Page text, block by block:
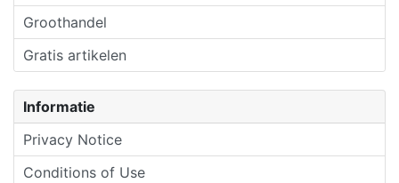
Groothandel
Gratis artikelen
Informatie
Privacy Notice
Conditions of Use